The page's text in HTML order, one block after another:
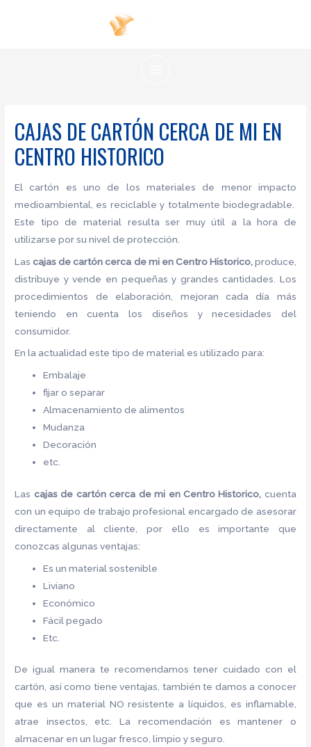
CAJAS DE CARTÓN CERCA DE MI EN
CENTRO HISTORICO
El cartón es uno de los materiales de menor impacto
medioambiental, es reciclable y totalmente biodegradable.
Este tipo de material resulta ser muy útil a la hora de
utilizarse por su nivel de protección.
Las cajas de cartón cerca de mi en Centro Historico,produce,
distribuye y vende en pequeñas y grandes cantidades. Los
procedimientos de elaboración, mejoran cada día más
teniendo en cuenta los diseños y necesidades del
consumidor.
En la actualidad este tipo de material es utilizado para:
Embalaje
fijar o separar
Almacenamiento de alimentos
Mudanza
Decoración
etc.
Las cajas de cartón cerca de mi en Centro Historico, cuenta
con un equipo de trabajo profesional encargado de asesorar
directamente al cliente, por ello es importante que
conozcas algunas ventajas:
Es un material sostenible
Liviano
Económico
Fácil pegado
Etc.
De igual manera te recomendamos tener cuidado con el
cartón, así como tiene ventajas, también te damos a conocer
que es un material NO resistente a líquidos, es inflamable,
atrae insectos, etc. La recomendación es mantener o
almacenar en un lugar fresco, limpio y seguro.